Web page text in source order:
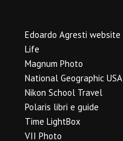
Edoardo Agresti website
Life
Magnum Photo
National Geographic USA
Nikon School Travel
Polaris libri e guide
Time LightBox
VII Photo